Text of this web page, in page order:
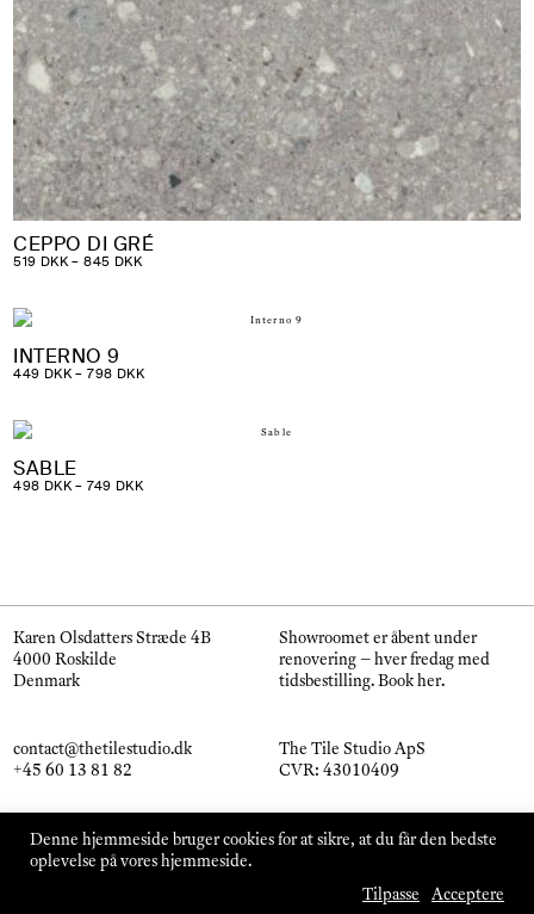
CEPPO DI GRÉ
519 DKK – 845 DKKPRISINTERVAL:
INTERNO 9
449 DKK – 798 DKKPRISINTERVAL:
SABLE
498 DKK – 749 DKKPRISINTERVAL:
Karen Olsdatters Stræde 4B
4000 Roskilde
Denmark
Showroomet er åbent under
renovering – hver fredag med
tidsbestilling.Book her.
contact@thetilestudio.dk
+45 60 13 81 82
The Tile Studio ApS
CVR: 43010409
Instagram
Pinterest
Handelsbetingelser
Denne hjemmeside bruger cookies for at sikre, at du får den bedste
oplevelse på vores hjemmeside.
Tilpasse
Acceptere